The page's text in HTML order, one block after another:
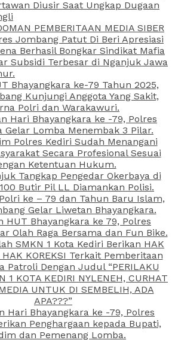
Diusir Saat Ungkap Dugaan
PEMBERITAAN MEDIA SIBER
Jombang Patut Di Beri Apresiasi
Berhasil Bongkar Sindikat Mafia
Subsidi Terbesar di Nganjuk Jawa
Bhayangkara ke-79 Tahun 2025,
Kunjungi Anggota Yang Sakit,
Polri dan Warakawuri.
Hari Bhayangkara ke -79, Polres
Gelar Lomba Menembak 3 Pilar.
Polres Kediri Sudah Menangani
Secara Profesional Sesuai
Ketentuan Hukum.
Tangkap Pengedar Okerbaya di
Butir Pil LL Diamankan Polisi.
ke – 79 dan Tahun Baru Islam,
Gelar Liwetan Bhayangkara.
HUT Bhayangkara ke 79, Polres
Olah Raga Bersama dan Fun Bike.
SMKN 1 Kota Kediri Berikan HAK
HAK KOREKSI Terkait Pemberitaan
Patroli Dengan Judul “PERILAKU
1 KOTA KEDIRI NYLENEH, CURHAT
UNTUK DI SEMBELIH, ADA
APA???”
Hari Bhayangkara ke -79, Polres
Penghargaan kepada Bupati,
dan Pemenang Lomba.